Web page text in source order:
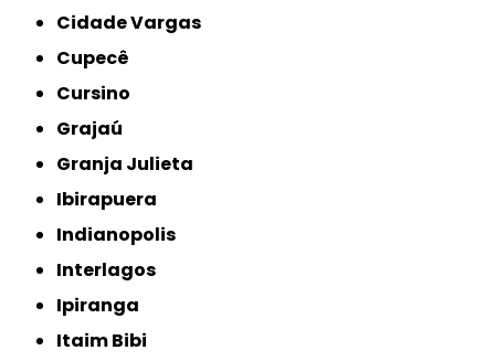
Cidade Vargas
Cupecê
Cursino
Grajaú
Granja Julieta
Ibirapuera
Indianopolis
Interlagos
Ipiranga
Itaim Bibi